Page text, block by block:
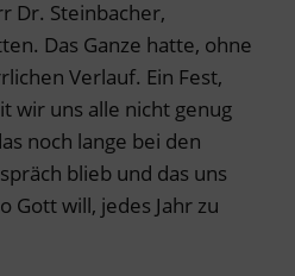
Dr. Steinbacher,
Das Ganze hatte, ohne
Verlauf. Ein Fest,
wir uns alle nicht genug
noch lange bei den
blieb und das uns
Gott will, jedes Jahr zu